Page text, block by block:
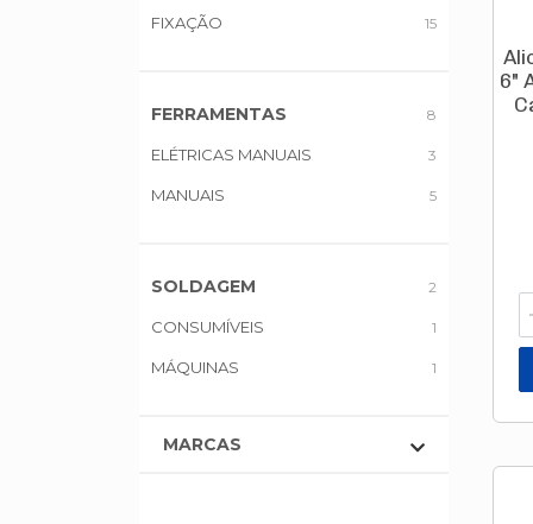
FIXAÇÃO 15
FERRAMENTAS 8
ELÉTRICAS MANUAIS 3
MANUAIS 5
SOLDAGEM 2
CONSUMÍVEIS 1
MÁQUINAS 1
MARCAS
6"